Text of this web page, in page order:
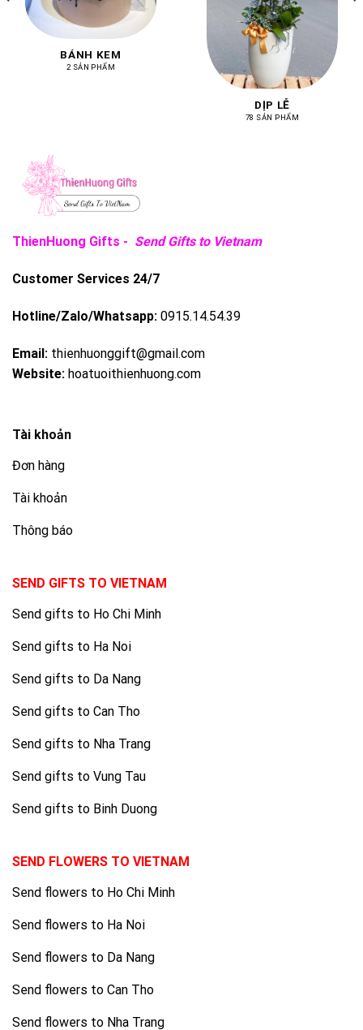
BÁNH KEM
2 SẢN PHẨM
DỊP LỄ
78 SẢN PHẨM
ThienHuong Gifts - Send Gifts to Vietnam
Customer Services 24/7
Hotline/Zalo/Whatsapp: 0915.14.54.39
Email: thienhuonggift@gmail.com
Website: hoatuoithienhuong.com
Tài khoản
Đơn hàng
Tài khoản
Thông báo
SEND GIFTS TO VIETNAM
Send gifts to Ho Chi Minh
Send gifts to Ha Noi
Send gifts to Da Nang
Send gifts to Can Tho
Send gifts to Nha Trang
Send gifts to Vung Tau
Send gifts to Binh Duong
SEND FLOWERS TO VIETNAM
Send flowers to Ho Chi Minh
Send flowers to Ha Noi
Send flowers to Da Nang
Send flowers to Can Tho
Send flowers to Nha Trang